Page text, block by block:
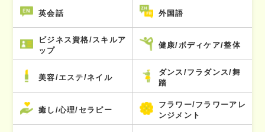
英会話 外国語
ビジネス資格/スキルア
ップ
健康/ボディケア/整体
美容/エステ/ネイル
ダンス/フラダンス/舞
踏
癒し/心理/セラピー
フラワー/フラワーアレ
ンジメント